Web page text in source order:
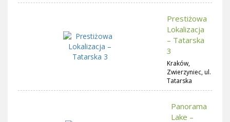
Prestiżowa
Lokalizacja
– Tatarska
3
Kraków,
Zwierzyniec, ul.
Tatarska
Panorama
Lake –